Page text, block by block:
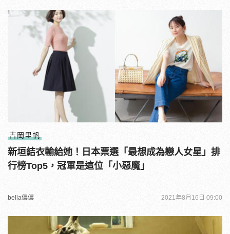
吉岡里帆
新垣結衣輸給她！日本票選「最想成為戀人女星」排
行榜Top5，冠軍是這位「小惡魔」
bella儂儂 2021年8月16日 09:00